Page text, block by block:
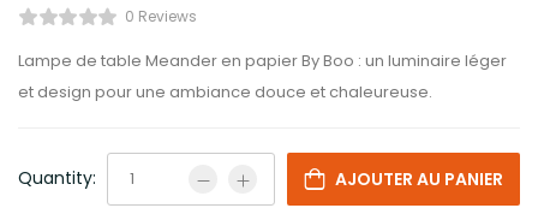
0 Reviews
Lampe de table Meander en papier By Boo : un luminaire léger
et design pour une ambiance douce et chaleureuse.
Quantity: AJOUTER AU PANIER